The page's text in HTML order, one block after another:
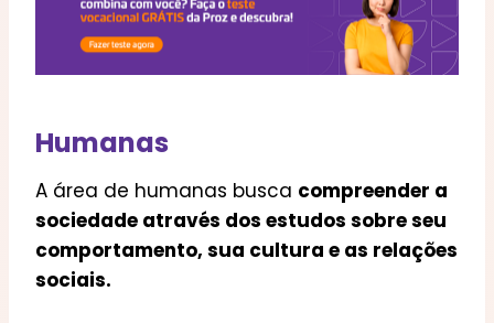
Humanas
A área de humanas busca compreender a
sociedade através dos estudos sobre seu
comportamento, sua cultura e as relações
sociais.